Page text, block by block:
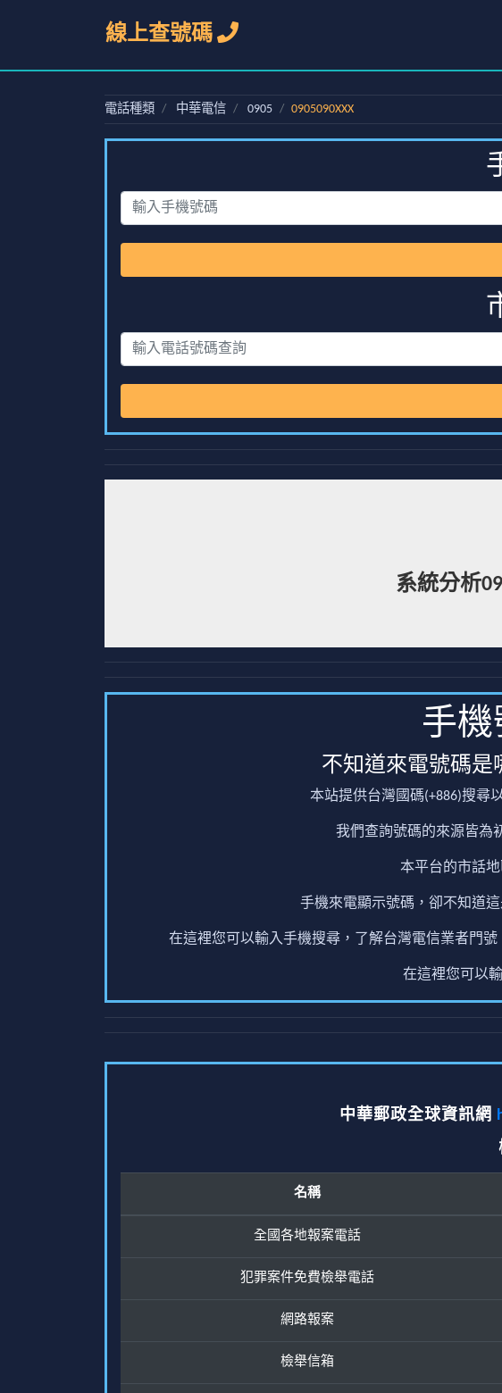
線上查號碼
電話種類 中華電信 0905 0905090XXX
系統分析
手機
不知道來電號碼是
本站提供台灣國碼(+886)搜尋
我們查詢號碼的來源皆為
本平台的市話
手機來電顯示號碼，卻不知道
在這裡您可以輸入手機搜尋，了解台灣電信業者門
在這裡您可以
中華郵政全球資訊網
名稱
全國各地報案電話
犯罪案件免費檢舉電話
網路報案
檢舉信箱